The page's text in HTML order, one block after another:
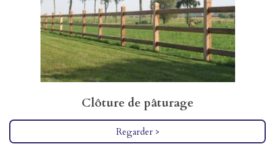
Clôture de pâturage
Regarder >